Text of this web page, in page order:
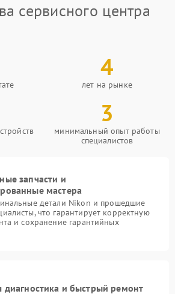
сервисного центра
4
лет на рынке
3
минимальный опыт работы
специалистов
запчасти и
мастера
детали Nikon и прошедшие
что гарантирует корректную
и сохранение гарантийных
диагностика и быстрый ремонт